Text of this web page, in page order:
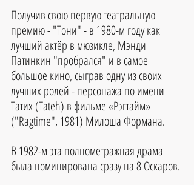
Получив свою первую театральную
премию - "Тони" - в 1980-м году как
лучший актёр в мюзикле, Мэнди
Патинкин "пробрался" и в самое
большое кино, сыграв одну из своих
лучших ролей - персонажа по имени
Татих (Tateh) в фильме «Рэгтайм»
("Ragtime", 1981) Милоша Формана.
В 1982-м эта полнометражная драма
была номинирована сразу на 8 Оскаров.